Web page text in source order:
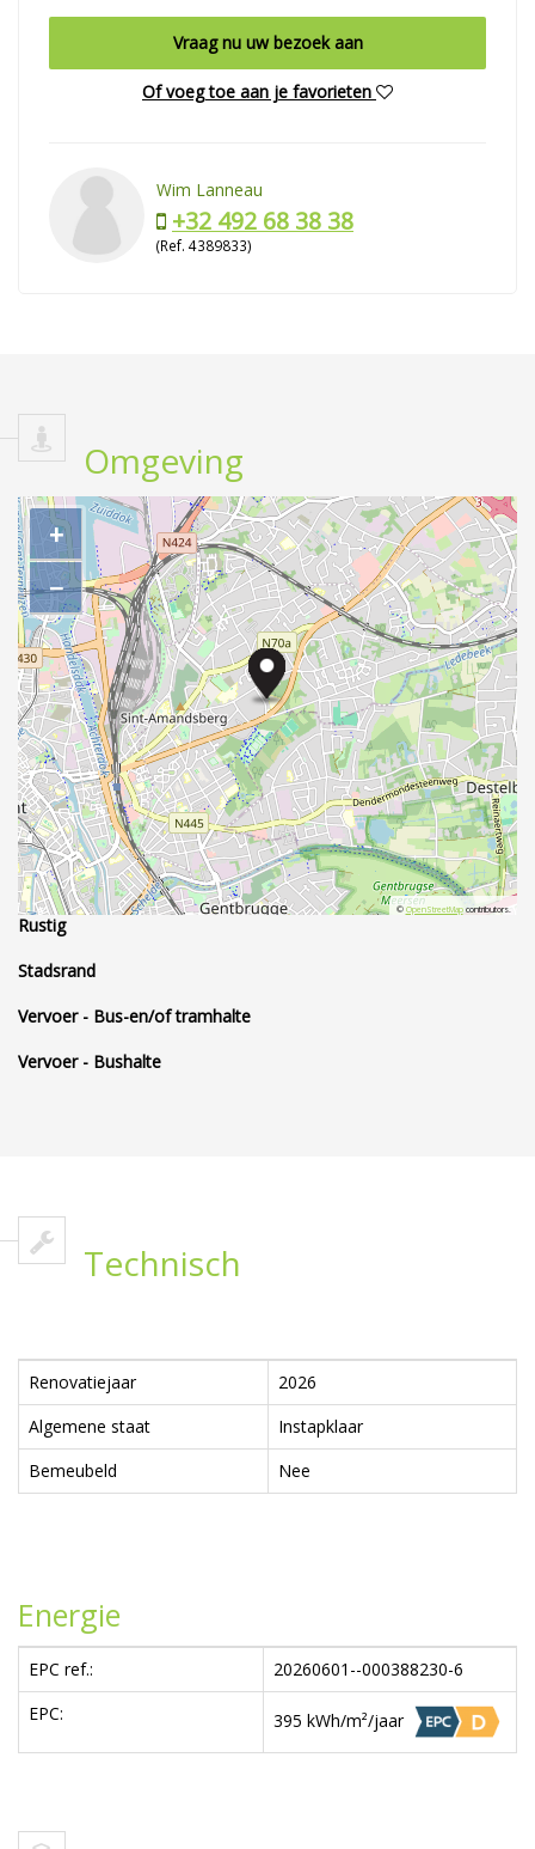
Vraag nu uw bezoek aan
Of voeg toe aan je favorieten
Wim Lanneau
+32 492 68 38 38
(Ref. 4389833)
Omgeving
+
−
© OpenStreetMapcontributors.
Rustig
Stadsrand
Vervoer - Bus-en/of tramhalte
Vervoer - Bushalte
Technisch
Renovatiejaar
2026
Algemene staat
Instapklaar
Bemeubeld
Nee
Energie
EPC ref.:
20260601--000388230-6
EPC:
395 kWh/m²/jaar